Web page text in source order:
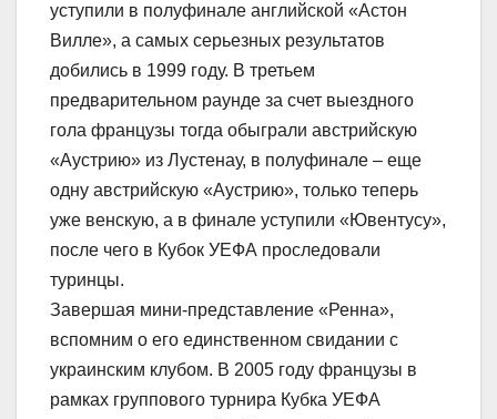
уступили в полуфинале английской «Астон
Вилле», а самых серьезных результатов
добились в 1999 году. В третьем
предварительном раунде за счет выездного
гола французы тогда обыграли австрийскую
«Аустрию» из Лустенау, в полуфинале – еще
одну австрийскую «Аустрию», только теперь
уже венскую, а в финале уступили «Ювентусу»,
после чего в Кубок УЕФА проследовали
туринцы.
Завершая мини-представление «Ренна»,
вспомним о его единственном свидании с
украинским клубом. В 2005 году французы в
рамках группового турнира Кубка УЕФА